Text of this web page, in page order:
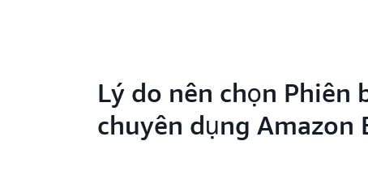
Lý do nên chọn Phiên
chuyên dụng Amazon